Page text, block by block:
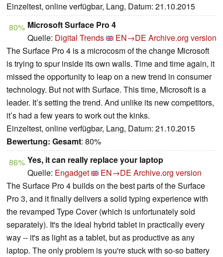
Einzeltest, online verfügbar, Lang, Datum: 21.10.2015
80% Microsoft Surface Pro 4
Quelle: Digital Trends EN→DE Archive.org version
The Surface Pro 4 is a microcosm of the change Microsoft
is trying to spur inside its own walls. Time and time again, it
missed the opportunity to leap on a new trend in consumer
technology. But not with Surface. This time, Microsoft is a
leader. It’s setting the trend. And unlike its new competitors,
it’s had a few years to work out the kinks.
Einzeltest, online verfügbar, Lang, Datum: 21.10.2015
Bewertung: Gesamt: 80%
86% Yes, it can really replace your laptop
Quelle: Engadget EN→DE Archive.org version
The Surface Pro 4 builds on the best parts of the Surface
Pro 3, and it finally delivers a solid typing experience with
the revamped Type Cover (which is unfortunately sold
separately). It's the ideal hybrid tablet in practically every
way -- it's as light as a tablet, but as productive as any
laptop. The only problem is you're stuck with so-so battery